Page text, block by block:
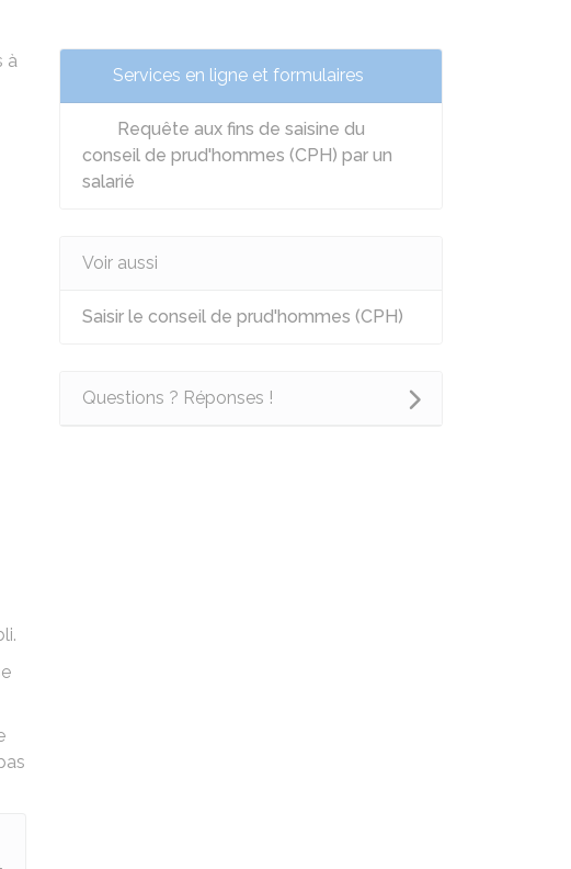
à
Services en ligne et formulaires
Requête aux fins de saisine du
conseil de prud'hommes (CPH) par un
salarié
Voir aussi
Saisir le conseil de prud'hommes (CPH)
Questions ? Réponses !